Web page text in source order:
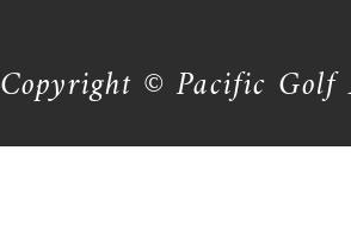
Copyright © Pacific Golf